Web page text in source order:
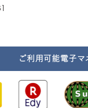
ご利用可能電子マ